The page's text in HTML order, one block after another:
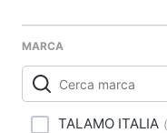
Smart home
Videogiochi
Audio e musica
MARCA
TALAMO ITALIA (